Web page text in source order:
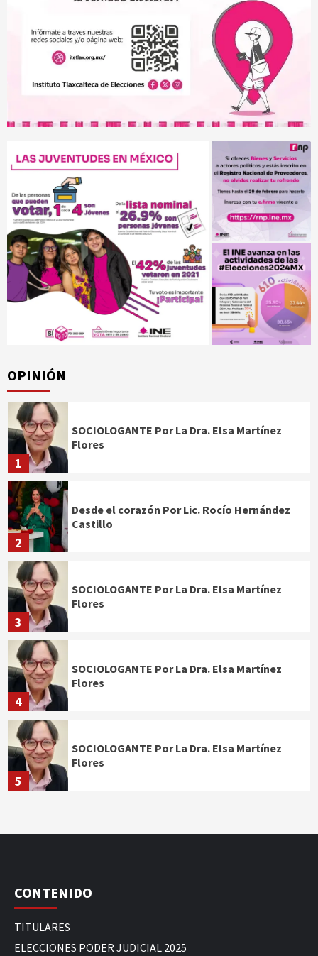
OPINIÓN
1
SOCIOLOGANTE Por La Dra. Elsa Martínez
Flores
2
Desde el corazón Por Lic. Rocío Hernández
Castillo
3
SOCIOLOGANTE Por La Dra. Elsa Martínez
Flores
4
SOCIOLOGANTE Por La Dra. Elsa Martínez
Flores
5
SOCIOLOGANTE Por La Dra. Elsa Martínez
Flores
CONTENIDO
TITULARES
ELECCIONES PODER JUDICIAL 2025